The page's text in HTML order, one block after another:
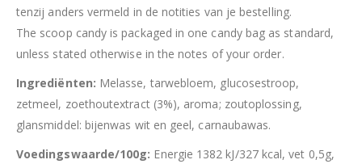
tenzij anders vermeld in de notities van je bestelling.
The scoop candy is packaged in one candy bag as standard,
unless stated otherwise in the notes of your order.
Ingrediënten: Melasse, tarwebloem, glucosestroop,
zetmeel, zoethoutextract (3%), aroma; zoutoplossing,
glansmiddel: bijenwas wit en geel, carnaubawas.
Voedingswaarde/100g: Energie 1382 kJ/327 kcal, vet 0,5g,